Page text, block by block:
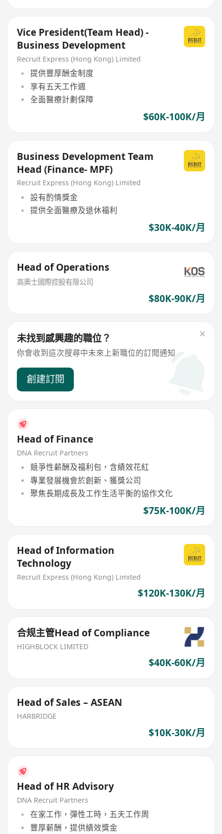
Vice President(Team Head) -
Business Development
Recruit Express (Hong Kong) Limited
提供豐厚酬金制度
享有五天工作週
全面醫療計劃保障
$60K-100K/月
Business Development Team
Head (Finance- MPF)
Recruit Express (Hong Kong) Limited
設有酌情獎金
提供全面醫療及退休福利
$30K-40K/月
Head of Operations
高奧士國際控股有限公司
$80K-90K/月
未找到感興趣的職位？
你會收到這次搜尋中未來上新職位的訂閱通知
創建訂閱
Head of Finance
DNA Recruit Partners
競爭性薪酬及福利包，含績效花紅
專業發展機會於創新、獲獎公司
聚焦長期成長及工作生活平衡的協作文化
$75K-100K/月
Head of Information
Technology
Recruit Express (Hong Kong) Limited
$120K-130K/月
合规主管Head of Compliance
HIGHBLOCK LIMITED
$40K-60K/月
Head of Sales – ASEAN
HARBRIDGE
$10K-30K/月
Head of HR Advisory
DNA Recruit Partners
在家工作，彈性工時，五天工作周
豐厚薪酬，提供績效獎金